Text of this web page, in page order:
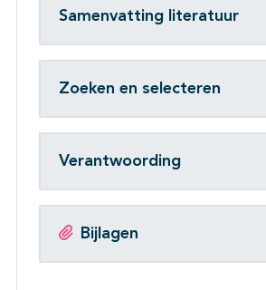
Samenvatting literatuur
Zoeken en selecteren
Verantwoording
Bijlagen